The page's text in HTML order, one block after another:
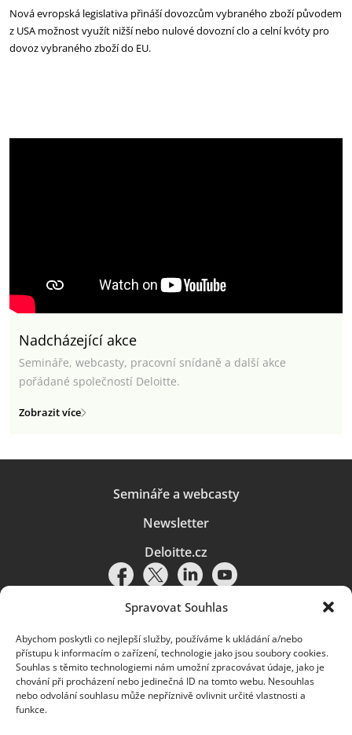
Spravovat Souhlas
Abychom poskytli co nejlepší služby, používáme k ukládání a/nebo
přístupu k informacím o zařízení, technologie jako jsou soubory cookies.
Souhlas s těmito technologiemi nám umožní zpracovávat údaje, jako je
chování při procházení nebo jedinečná ID na tomto webu. Nesouhlas
nebo odvolání souhlasu může nepříznivě ovlivnit určité vlastnosti a
funkce.
Nová evropská legislativa přináší dovozcům vybraného zboží původem
z USA možnost využít nižší nebo nulové dovozní clo a celní kvóty pro
dovoz vybraného zboží do EU.
Nadcházející akce
Semináře, webcasty, pracovní snídaně a další akce
pořádané společností Deloitte.
Zobrazit více
Semináře a webcasty
Newsletter
Deloitte.cz
Pravidla používání|Ochrana osobních údajů|Soubory cookies |
Deloitte.cz
© 2026. Více informací najdete vPravidlech používání.
Deloitte označuje jednu či více společností globální sítě členských